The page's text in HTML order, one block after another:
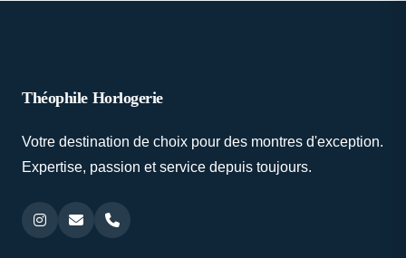
Théophile Horlogerie
Votre destination de choix pour des montres d'exception.
Expertise, passion et service depuis toujours.